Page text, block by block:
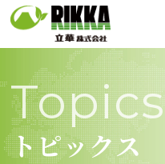
Topics
トピックス